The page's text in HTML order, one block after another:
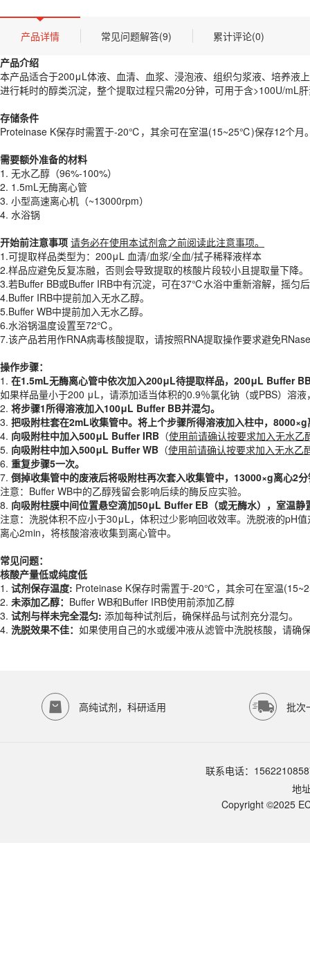
产品描述
产品介绍
本产品适合于200μL体液、血清、血浆、浸泡液、组织匀浆液、培养液
存储条件
Proteinase K保存时需置于-20℃，其余可在室温(15~25℃)保存12个月
需要额外准备的材料
1. 无水乙醇（96%-100%）
3. 小型高速离心机（~13000rpm）
4. 水浴锅
开始前注意事项 请务必在使用本试剂盒之前阅读此注意事项。
1.可提取样品类型为：200μL 血清/血浆/全血/拭子稀释液样本
3.若Buffer BB或Buffer IRB中有沉淀，可在37℃水浴中重新溶解，摇匀
4.Buffer IRB中提前加入无水乙醇。
5.Buffer WB中提前加入无水乙醇。
6.水浴锅温度设置至72℃。
7.该产品若用作RNA病毒核酸提取，请按照RNA提取操作要求避免
操作步骤：
1.在1. 5mL无酶离心管中依次加入2 00μL待提取样品，200μL Buffer BB
2.将步骤1
3. 把吸附柱套在2mL收集管中。将上个步骤所得溶液加入柱中，8000×g
4.向吸附柱中加入500μL BufferIRB（使用前请确认按要求加入无水乙
5. 向吸附柱中加入500 μLBuffer WB（ 使用前请确认按要求加入无水乙
6. 重复步骤5一次。
7. 倒掉收集管中的废液后将吸附柱再次套入收集管中，13000×g离心2分
注意：Buffer WB中的乙醇残留会影响后续的酶反应实验。
8. 向吸附柱膜中间位置悬空滴加
注意：洗脱体积不应小于30μL，体积过少影响回收效率。洗脱液的pH
常见问题：
核酸产量低或纯度低
1.试剂保存温度:Proteinase K保存时需置于-20℃，其余可在室温
3.试剂与样未完全混匀
4.洗脱效果不佳：如果使用自己的水或缓冲液从滤管中洗脱核酸，请确
产品规格
货期
现货
规格
50T、100T
应用领域
Proteinase K保存时需置于-20℃，其余可在室温(15~25℃)保存
ECOTOP SCIENTIFIC
K 保存时需置于 -20℃，其余可在室温（15–25℃）保存 12
试剂盒提取的是病毒总核酸（DNA + RNA）——硅胶膜柱不区分
产品详情 常见问题解答(9)
累计评论(0)
产品介绍
本产品适合于200μL体液、血清、血浆、浸泡液、组织匀浆液、培养液
进行耗时的醇类沉淀，整个提取过程只需20分钟，可用于含>100U/mL
存储条件
Proteinase K保存时需置于-20℃，其余可在室温(15~25℃)保存12个月
需要额外准备的材料
1. 无水乙醇（96%-100%）
2. 1.5mL无酶离心管
3. 小型高速离心机（~13000rpm）
4. 水浴锅
开始前注意事项 请务必在使用本试剂盒之前阅读此注意事项。
1.可提取样品类型为：200μL 血清/血浆/全血/拭子稀释液样本
2.样品应避免反复冻融，否则会导致提取的核酸片段较小且提取量下降。
3.若Buffer BB或Buffer IRB中有沉淀，可在37℃水浴中重新溶解，摇匀
4.Buffer IRB中提前加入无水乙醇。
5.Buffer WB中提前加入无水乙醇。
6.水浴锅温度设置至72℃。
7.该产品若用作RNA病毒核酸提取，请按照RNA提取操作要求避免
操作步骤：
1. 在1.5mL无酶离心管中依次加入200μL待提取样品，200μL Buffer
如果样品量小于200 μL，请添加适当体积的0.9％氯化钠（或PBS）溶
2. 将步骤1所得溶液加入100μL Buffer BB并混匀。
3. 把吸附柱套在2mL收集管中。将上个步骤所得溶液加入柱中， 8000×g
4. 向吸附柱中加入500μL BufferIRB （使用前请确认按要求加入无水乙
5. 向吸附柱中加入500μL Buffer WB （使用前请确认按要求加入无水乙
6. 重复步骤5一次。
7. 倒掉收集管中的废液后将吸附柱再次套入收集管中，13000×g离心2
注意：Buffer WB中的乙醇残留会影响后续的酶反应实验。
8. 向吸附柱膜中间位置悬空滴加50μL Buffer EB （或无酶水） ，室温
注意：洗脱体积不应小于30μL，体积过少影响回收效率。洗脱液的pH
离心2min，将核酸溶液收集到离心管中。
常见问题：
核酸产量低或纯度低
1. 试剂保存温度: Proteinase K保存时需置于-20℃，其余可在室温
2. 未添加乙醇： Buffer WB和Buffer IRB使用前添加乙醇
3. 试剂与样未完全混匀: 添加每种试剂后，确保样品与试剂充分混匀。
4. 洗脱效果不佳： 如果使用自己的水或缓冲液从滤管中洗脱核酸，请确
高纯试剂，科研适用 批次
联系电话：
地
Copyright ©2025